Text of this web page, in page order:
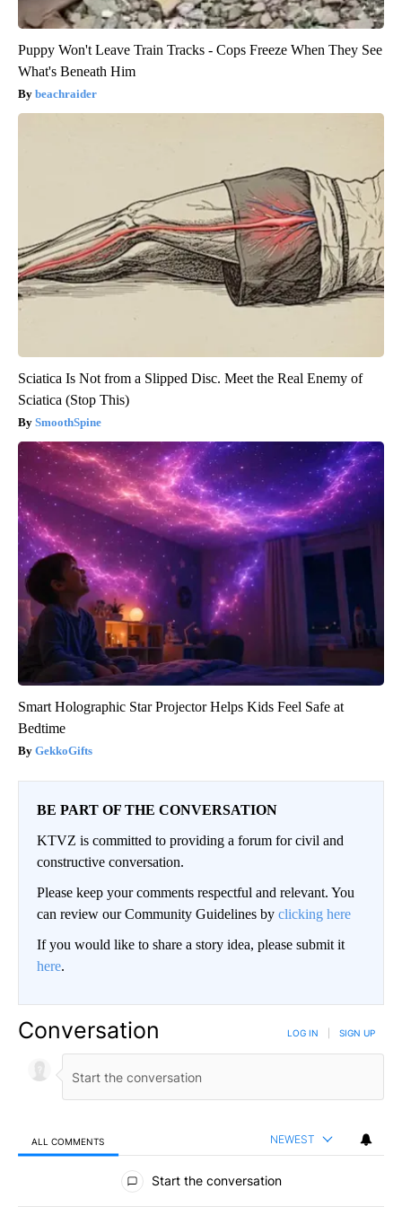
Puppy Won't Leave Train Tracks - Cops Freeze When They See
What's Beneath Him
beachraider
Sciatica Is Not from a Slipped Disc. Meet the Real Enemy of
Sciatica (Stop This)
SmoothSpine
Smart Holographic Star Projector Helps Kids Feel Safe at
Bedtime
GekkoGifts
BE PART OF THE CONVERSATION
KTVZ is committed to providing a forum for civil and
constructive conversation.
Please keep your comments respectful and relevant. You
can review our Community Guidelines by clicking here
If you would like to share a story idea, please submit it
here.
Conversation LOG IN SIGN UP
ALL COMMENTS NEWEST
All Comments
Start the conversation